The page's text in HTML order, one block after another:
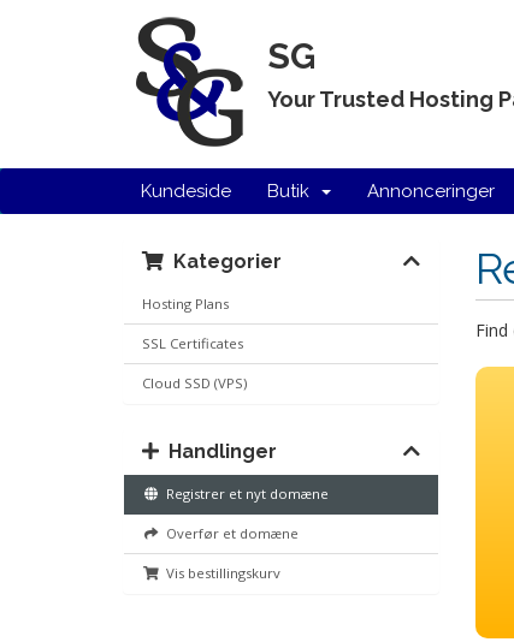
SG
Your Trusted Hosting
Kundeside Butik Annonceringer
Kategorier
Hosting Plans
SSL Certificates
Cloud SSD (VPS)
Handlinger
Registrer et nyt domæne
Overfør et domæne
Vis bestillingskurv